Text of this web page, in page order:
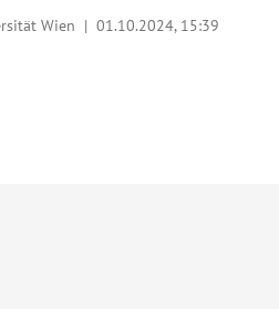
Wien |01.10.2024, 15:39